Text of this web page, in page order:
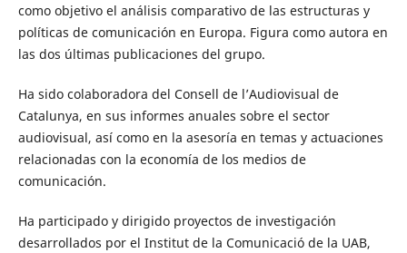
como objetivo el análisis comparativo de las estructuras y
políticas de comunicación en Europa. Figura como autora en
las dos últimas publicaciones del grupo.
Ha sido colaboradora del Consell de l’Audiovisual de
Catalunya, en sus informes anuales sobre el sector
audiovisual, así como en la asesoría en temas y actuaciones
relacionadas con la economía de los medios de
comunicación.
Ha participado y dirigido proyectos de investigación
desarrollados por el Institut de la Comunicació de la UAB,